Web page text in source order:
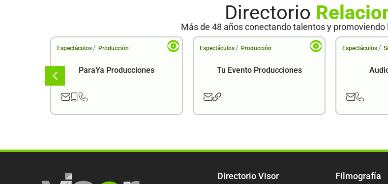
Directorio
Más de 48 años conectando talentos y promoviendo
Espectáculos / Producción
ParaYa Producciones
Espectáculos / Producción
Tu Evento Producciones
Espectáculos /
Directorio Visor Filmografía